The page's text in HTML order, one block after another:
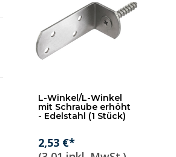
L-Winkel/L-Winkel
mit Schraube erhöht
- Edelstahl (1 Stück)
2,53 €*